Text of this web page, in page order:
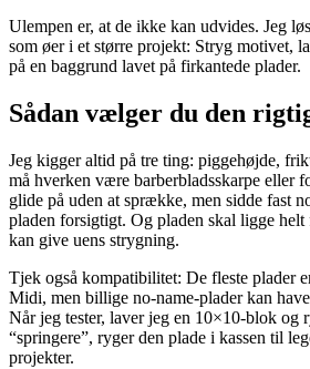
Ulempen er, at de ikke kan udvides. Jeg
som øer i et større projekt: Stryg motivet,
på en baggrund lavet på firkantede plader.
Sådan vælger du den
Jeg kigger altid på tre ting: piggehøjde,
må hverken være barberbladsskarpe eller
glide på uden at sprække, men sidde fast
pladen forsigtigt. Og pladen skal ligge
kan give uens strygning.
Tjek også kompatibilitet: De fleste plader
Midi, men billige no-name-plader kan
Når jeg tester, laver jeg en 10×10-blok og
“springere”, ryger den plade i kassen til
projekter.